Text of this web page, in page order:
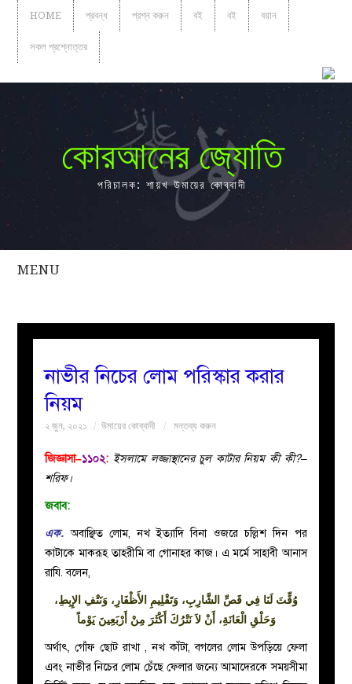
HOME প্রবন্ধ প্রশ্ন করুন বই বই বয়ান
সকল প্রশ্নোত্তর
কোরআনের জ্যোতি
পরিচালক: শায়খ উমায়ের কোব্বাদী
MENU
সকল
বয়ান
নারীদের
ইসলাহী
মজলিস
নাভীর নিচের লোম পরিস্কার করার
নিয়ম
২ জুন, ২০২১ উমায়ের কোব্বাদী মন্তব্য করুন
জিজ্ঞাসা–১১০২: ইসলামে লজ্জাস্থানের চুল কাটার নিয়ম কী কী?–
শরিফ।
জবাব:
এক. অবাঞ্ছিত লোম, নখ ইত্যাদি বিনা ওজরে চল্লিশ দিন পর
কাটাকে মাকরূহ তাহরীমি বা গোনাহর কাজ। এ মর্মে সাহাবী আনাস
রাযি. বলেন,
وُقِّتَ لَنَا فِي قَصِّ الشَّارِبِ، وَتَقْلِيمِ الأَظْفَارِ، وَنَتْفِ الإِبِطِ،
وَحَلْقِ الْعَانَةِ، أَنْ لاَ نَتْرُكَ أَكْثَرَ مِنْ أَرْبَعِينَ يَوْماً
অর্থাৎ, গোঁফ ছোট রাখা , নখ কাঁটা, বগলের লোম উপড়িয়ে ফেলা
এবং নাভীর নিচের লোম চেঁছে ফেলার জন্যে আমাদেরকে সময়সীমা